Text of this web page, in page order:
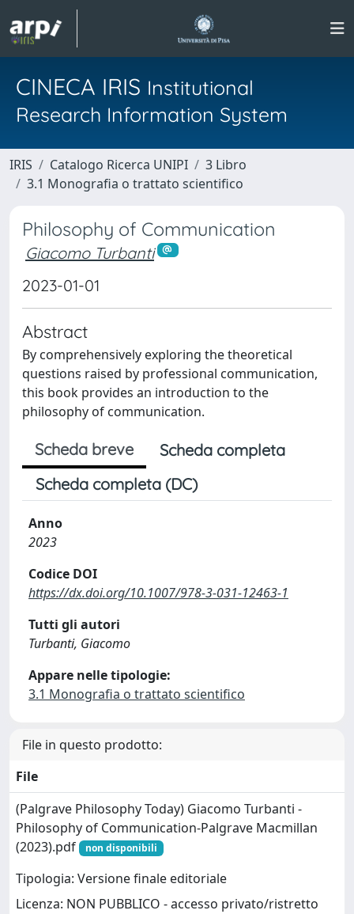
CINECA IRIS Institutional
Research Information System
IRIS Catalogo Ricerca UNIPI
3 Libro
3.1 Monografia o trattato scientifico
Philosophy of Communication
Giacomo Turbanti
2023-01-01
Abstract
By comprehensively exploring the theoretical
questions raised by professional communication,
this book provides an introduction to the
philosophy of communication.
Scheda breve
Scheda completa
Scheda completa (DC)
Anno
2023
Codice DOI
https://dx.doi.org/10.1007/978-3-031-12463-1
Tutti gli autori
Turbanti, Giacomo
Appare nelle tipologie:
3.1 Monografia o trattato scientifico
File in questo prodotto:
File
(Palgrave Philosophy Today) Giacomo Turbanti -
Philosophy of Communication-Palgrave Macmillan
(2023).pdf
non disponibili
Tipologia: Versione finale editoriale
Licenza: NON PUBBLICO - accesso privato/ristretto